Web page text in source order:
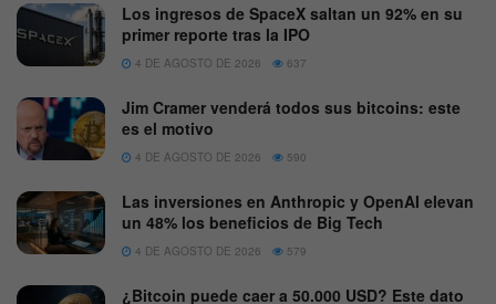
Los ingresos de SpaceX saltan un 92% en su
primer reporte tras la IPO
4 DE AGOSTO DE 2026 637
Jim Cramer venderá todos sus bitcoins: este
es el motivo
4 DE AGOSTO DE 2026 590
Las inversiones en Anthropic y OpenAI elevan
un 48% los beneficios de Big Tech
4 DE AGOSTO DE 2026 579
¿Bitcoin puede caer a 50.000 USD? Este dato